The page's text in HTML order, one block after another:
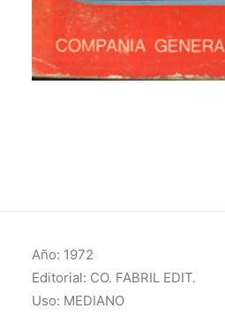
Año: 1972
Editorial: CO. FABRIL EDIT.
Uso: MEDIANO